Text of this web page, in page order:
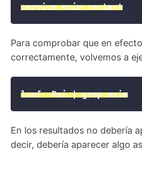
service exim restart
Para comprobar que en
correctamente, volvemos a
lsof -Pni | grep exim
En los resultados no debería
decir, debería aparecer algo